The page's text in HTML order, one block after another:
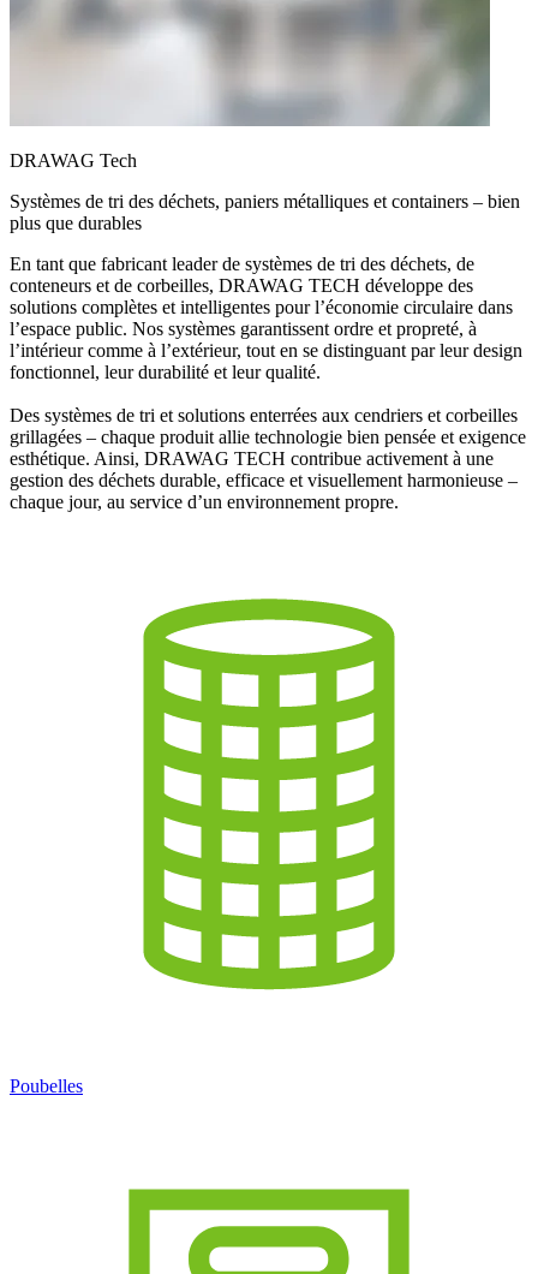
DRAWAG Tech
Systèmes de tri des déchets, paniers métalliques et containers – bien
plus que durables
En tant que fabricant leader de systèmes de tri des déchets, de
conteneurs et de corbeilles, DRAWAG TECH développe des
solutions complètes et intelligentes pour l’économie circulaire dans
l’espace public. Nos systèmes garantissent ordre et propreté, à
l’intérieur comme à l’extérieur, tout en se distinguant par leur design
fonctionnel, leur durabilité et leur qualité.
Des systèmes de tri et solutions enterrées aux cendriers et corbeilles
grillagées – chaque produit allie technologie bien pensée et exigence
esthétique. Ainsi, DRAWAG TECH contribue activement à une
gestion des déchets durable, efficace et visuellement harmonieuse –
chaque jour, au service d’un environnement propre.
Poubelles